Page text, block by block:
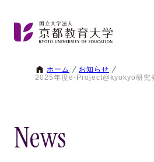
ホーム
お知らせ
2025年度e-Project@kyokyo研究
News